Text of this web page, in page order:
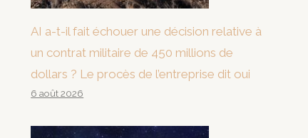
AI a-t-il fait échouer une décision relative à
un contrat militaire de 450 millions de
dollars ? Le procès de l’entreprise dit oui
6 août 2026